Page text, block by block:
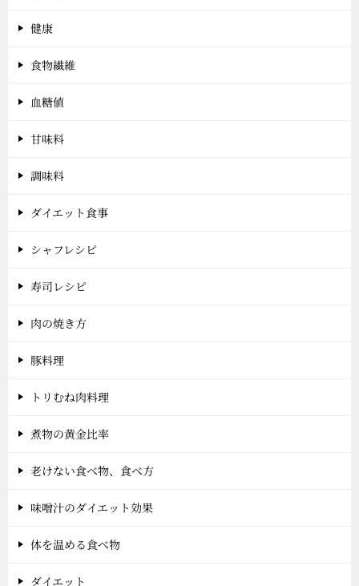
健康
食物繊維
血糖値
甘味料
調味料
ダイエット食事
シャフレシピ
寿司レシピ
肉の焼き方
豚料理
トリむね肉料理
煮物の黄金比率
老けない食べ物、食べ方
味噌汁のダイエット効果
体を温める食べ物
ダイエット